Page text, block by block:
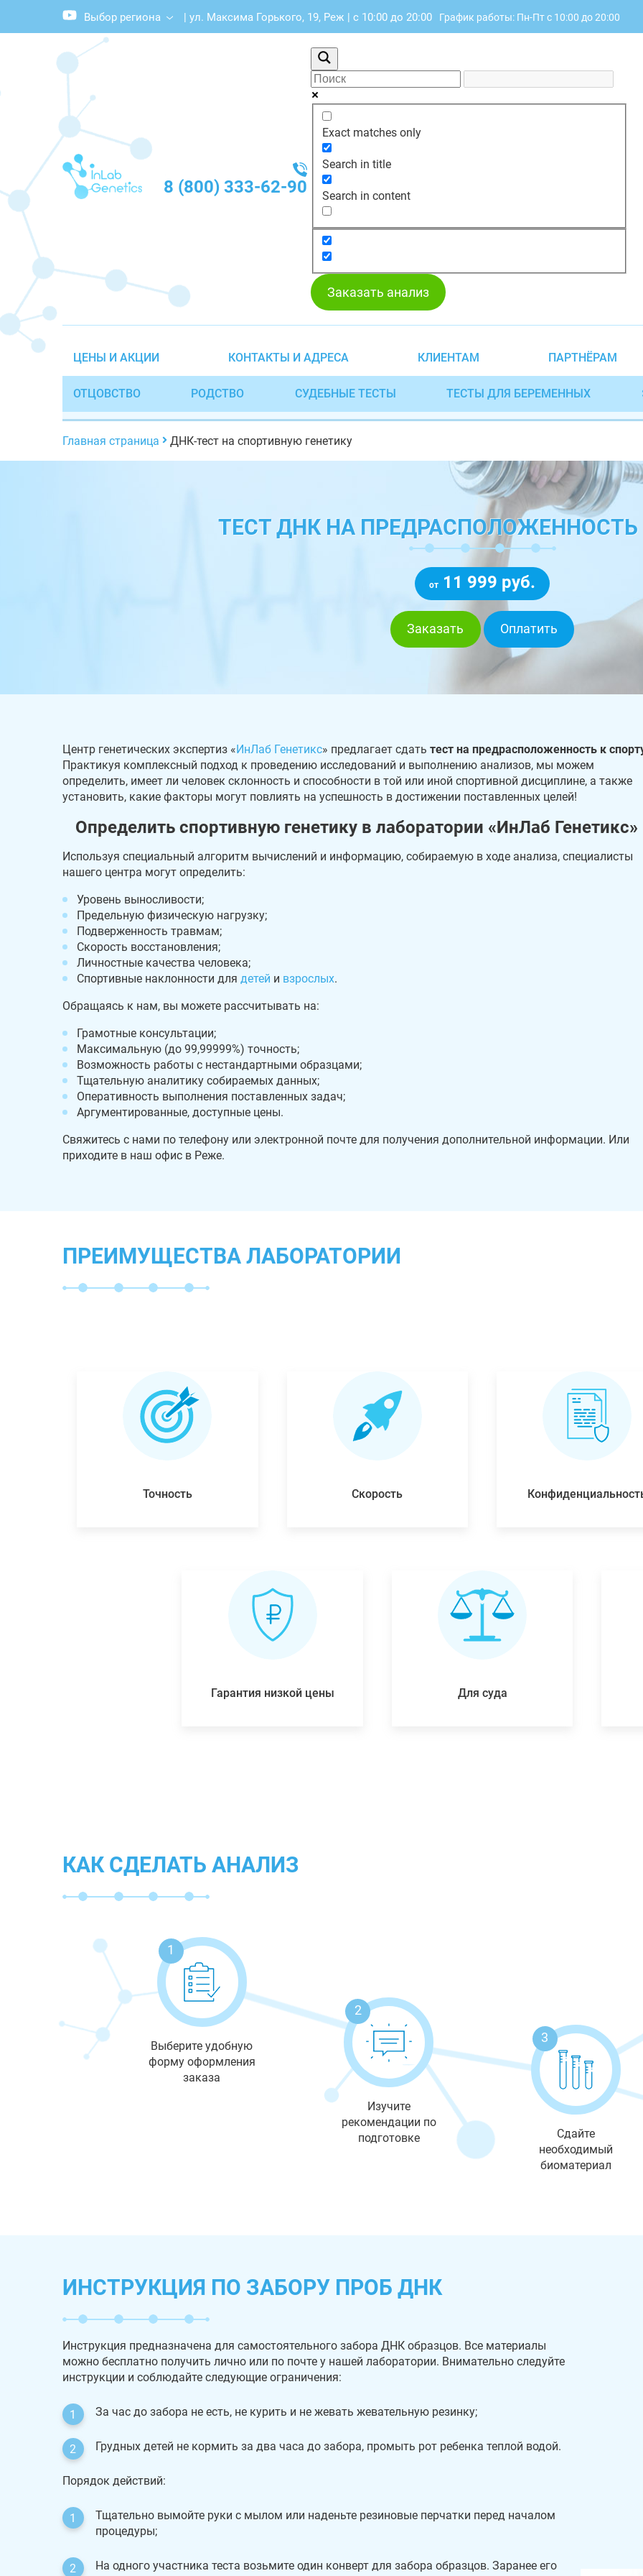
Выбор региона | ул. Максима Горького, 19, Реж | с 10:00 до 20:00 График работы: Пн-Пт с 10:00 до 20:00
8 (800) 333-62-90
Exact matches only
Search in title
Search in content
Заказать анализ
ЦЕНЫ И АКЦИИ КОНТАКТЫ И АДРЕСА КЛИЕНТАМ ПАРТНЁРАМ
ОТЦОВСТВО РОДСТВО СУДЕБНЫЕ ТЕСТЫ ТЕСТЫ ДЛЯ БЕРЕМЕННЫХ
Главная страница ДНК-тест на спортивную генетику
ТЕСТ ДНК НА ПРЕДРАСПОЛОЖЕННОСТЬ
от 11 999 руб.
Заказать Оплатить
Центр генетических экспертиз «ИнЛаб Генетикс» предлагает сдать тест на предрасположенность к
Практикуя комплексный подход к проведению исследований и выполнению анализов, мы можем
определить, имеет ли человек склонность и способности в той или иной спортивной дисциплине, а также
установить, какие факторы могут повлиять на успешность в достижении поставленных целей!
Определить спортивную генетику в лаборатории «ИнЛаб Генетикс»
Используя специальный алгоритм вычислений и информацию, собираемую в ходе анализа, специалисты
нашего центра могут определить:
Уровень выносливости;
Предельную физическую нагрузку;
Подверженность травмам;
Скорость восстановления;
Личностные качества человека;
Спортивные наклонности для детей и взрослых.
Обращаясь к нам, вы можете рассчитывать на:
Грамотные консультации;
Максимальную (до 99,99999%) точность;
Возможность работы с нестандартными образцами;
Тщательную аналитику собираемых данных;
Оперативность выполнения поставленных задач;
Аргументированные, доступные цены.
Свяжитесь с нами по телефону или электронной почте для получения дополнительной информации. Или
приходите в наш офис в Реже.
ПРЕИМУЩЕСТВА ЛАБОРАТОРИИ
Точность Скорость
Гарантия низкой цены Для суда
КАК СДЕЛАТЬ АНАЛИЗ
1
Выберите удобную
форму оформления
заказа
2
Изучите
рекомендации по
подготовке
3
Сдайте
необходимый
биоматериал
ИНСТРУКЦИЯ ПО ЗАБОРУ ПРОБ ДНК
Инструкция предназначена для самостоятельного забора ДНК образцов. Все материалы
можно бесплатно получить лично или по почте у нашей лаборатории. Внимательно следуйте
инструкции и соблюдайте следующие ограничения:
За час до забора не есть, не курить и не жевать жевательную резинку;
Грудных детей не кормить за два часа до забора, промыть рот ребенка теплой водой.
Порядок действий:
Тщательно вымойте руки с мылом или наденьте резиновые перчатки перед началом
процедуры;
На одного участника теста возьмите один конверт для забора образцов. Заранее его